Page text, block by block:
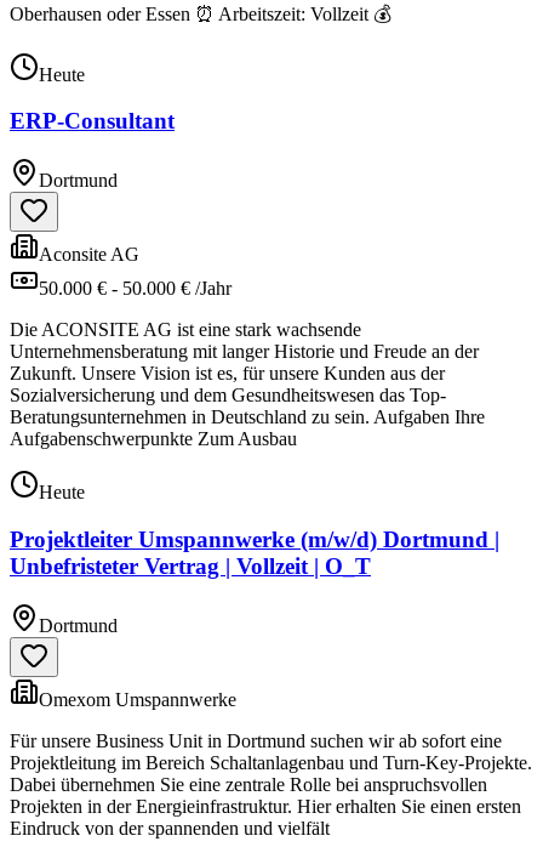
Oberhausen oder Essen ⏰ Arbeitszeit: Vollzeit 💰
Heute
ERP-Consultant
Dortmund
Aconsite AG
50.000 € - 50.000 € /Jahr
Die ACONSITE AG ist eine stark wachsende
Unternehmensberatung mit langer Historie und Freude an der
Zukunft. Unsere Vision ist es, für unsere Kunden aus der
Sozialversicherung und dem Gesundheitswesen das Top-
Beratungsunternehmen in Deutschland zu sein. Aufgaben Ihre
Aufgabenschwerpunkte Zum Ausbau
Heute
Projektleiter Umspannwerke (m/w/d) Dortmund |
Unbefristeter Vertrag | Vollzeit | O_T
Dortmund
Omexom Umspannwerke
Für unsere Business Unit in Dortmund suchen wir ab sofort eine
Projektleitung im Bereich Schaltanlagenbau und Turn-Key-Projekte.
Dabei übernehmen Sie eine zentrale Rolle bei anspruchsvollen
Projekten in der Energieinfrastruktur. Hier erhalten Sie einen ersten
Eindruck von der spannenden und vielfält